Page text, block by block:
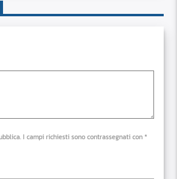
I campi richiesti sono contrassegnati con *